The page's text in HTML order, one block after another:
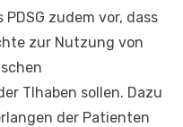
zudem vor, dass
zur Nutzung von
TIhaben sollen. Dazu
der Patienten